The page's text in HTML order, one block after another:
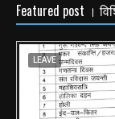
Featured post ।
LEAVE